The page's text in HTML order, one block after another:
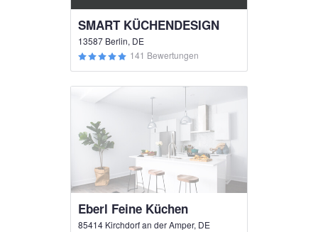
SMART KÜCHENDESIGN
13587 Berlin, DE
141 Bewertungen
Eberl Feine Küchen
85414 Kirchdorf an der Amper, DE